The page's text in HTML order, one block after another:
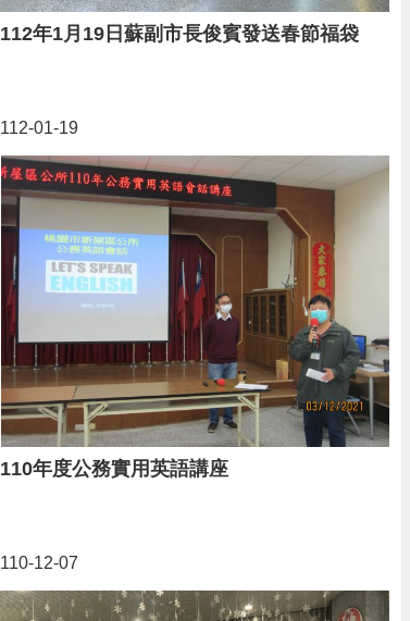
112年1月19日蘇副市長俊賓發送春節福袋
112-01-19
110年度公務實用英語講座
110-12-07